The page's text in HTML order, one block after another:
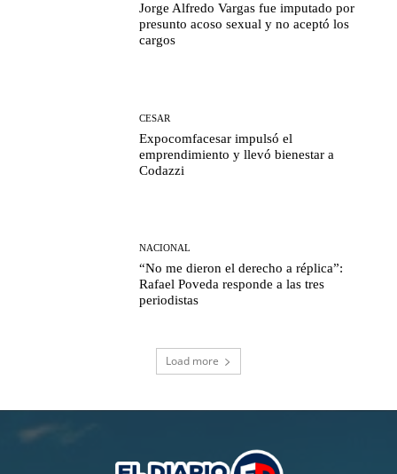
Jorge Alfredo Vargas fue imputado por
presunto acoso sexual y no aceptó los
cargos
CESAR
Expocomfacesar impulsó el
emprendimiento y llevó bienestar a
Codazzi
NACIONAL
“No me dieron el derecho a réplica”:
Rafael Poveda responde a las tres
periodistas
Load more